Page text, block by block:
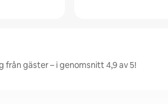
från gäster – i genomsnitt 4,9 av 5!